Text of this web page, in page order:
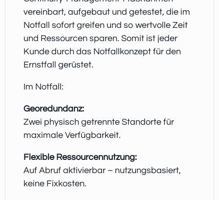
vereinbart, aufgebaut und getestet, die im
Notfall sofort greifen und so wertvolle Zeit
und Ressourcen sparen. Somit ist jeder
Kunde durch das Notfallkonzept für den
Ernstfall gerüstet.
Im Notfall:
Georedundanz:
Zwei physisch getrennte Standorte für
maximale Verfügbarkeit.
Flexible Ressourcennutzung:
Auf Abruf aktivierbar – nutzungsbasiert,
keine Fixkosten.